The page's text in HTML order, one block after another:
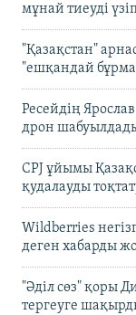
мұнай тиеуді
"Қазақстан"
"ешқандай
Ресейдің
дрон
CPJ ұйымы
қудалауды
Wildberries
деген хабарды
"Әділ сөз" қоры
тергеуге